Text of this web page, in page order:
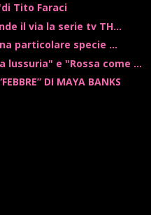
Tito Faraci
il via la serie tv TH...
particolare specie ...
lussuria" e "Rossa come ...
DI MAYA BANKS